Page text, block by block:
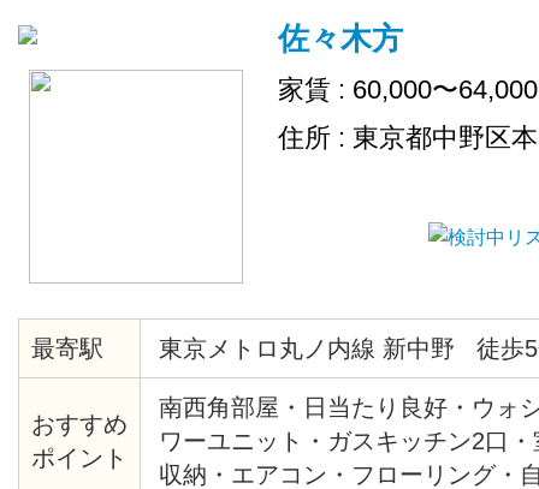
佐々木方
家賃 : 60,000〜
住所 : 東京都中野区
最寄駅 東京メトロ丸ノ内線 新中野 徒歩
おすすめ
ポイント
南西角部屋・日当たり良好・ウォ
ワーユニット・ガスキッチン2口
収納・エアコン・フローリング・